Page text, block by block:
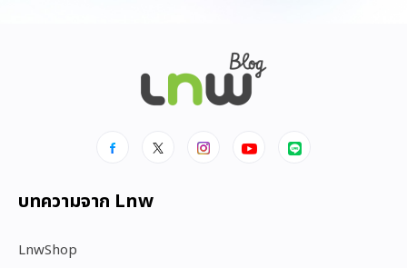
บทความจาก Lnw
LnwShop